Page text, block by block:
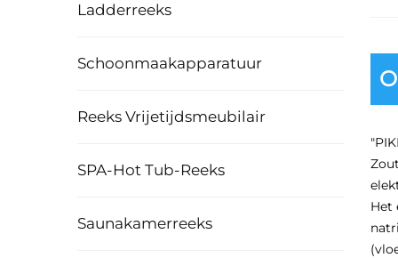
Ladderreeks
Schoonmaakapparatuur
Reeks Vrijetijdsmeubilair
SPA-Hot Tub-Reeks
Saunakamerreeks
Het